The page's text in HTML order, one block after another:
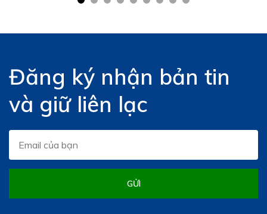
Đăng ký nhận bản tin
và giữ liên lạc
GỬI